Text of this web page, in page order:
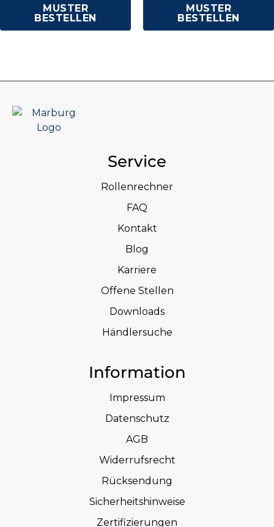
MUSTER
BESTELLEN
MUSTER
BESTELLEN
Service
Rollenrechner
FAQ
Kontakt
Blog
Karriere
Offene Stellen
Downloads
Händlersuche
Information
Impressum
Datenschutz
AGB
Widerrufsrecht
Rücksendung
Sicherheitshinweise
Zertifizierungen